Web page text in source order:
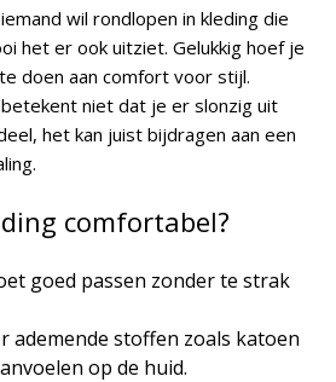
wil rondlopen in kleding die
het er ook uitziet. Gelukkig hoef je
doen aan comfort voor stijl.
niet dat je er slonzig uit
het kan juist bijdragen aan een
comfortabel?
goed passen zonder te strak
ademende stoffen zoals katoen
op de huid.